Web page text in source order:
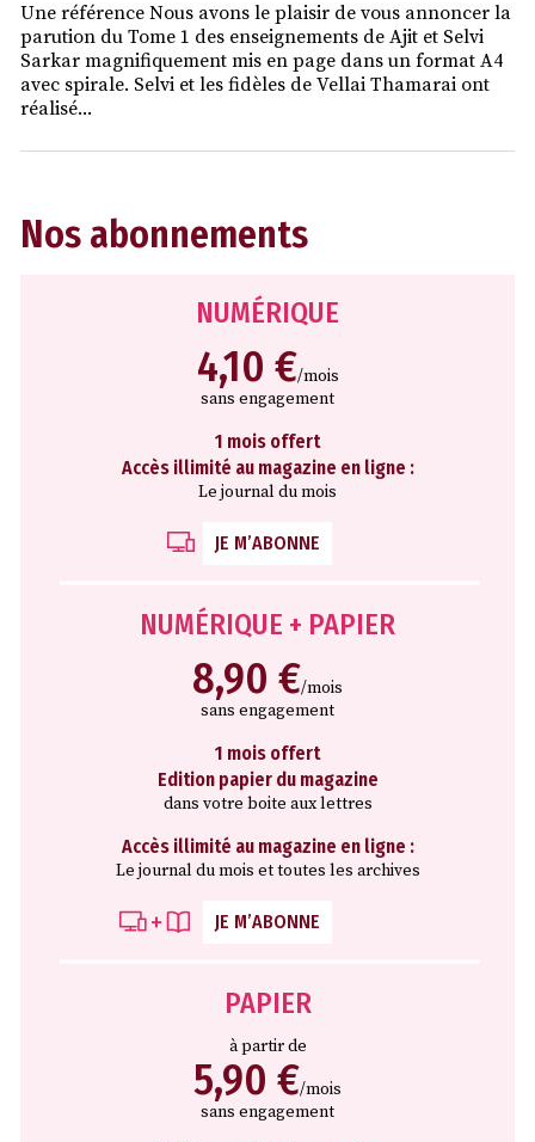
Une référence Nous avons le plaisir de vous annoncer la
parution du Tome 1 des enseignements de Ajit et Selvi
Sarkar magnifiquement mis en page dans un format A4
avec spirale. Selvi et les fidèles de Vellai Thamarai ont
réalisé...
Nos abonnements
NUMÉRIQUE
4,10 €/mois
sans engagement
1 mois offert
Accès illimité au magazine en ligne :
Le journal du mois
JE M’ABONNE
NUMÉRIQUE + PAPIER
8,90 €/mois
sans engagement
1 mois offert
Edition papier du magazine
dans votre boite aux lettres
Accès illimité au magazine en ligne :
Le journal du mois et toutes les archives
JE M’ABONNE
PAPIER
à partir de
5,90 €/mois
sans engagement